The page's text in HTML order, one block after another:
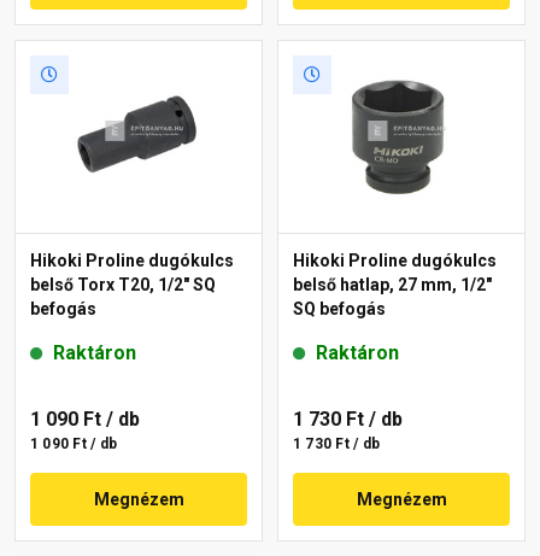
Hikoki Proline dugókulcs
belső Torx T20, 1/2" SQ
befogás
Raktáron
1 090 Ft / db
1 090 Ft / db
Megnézem
Hikoki Proline dugókulcs
belső hatlap, 27 mm, 1/2"
SQ befogás
Raktáron
1 730 Ft / db
1 730 Ft / db
Megnézem